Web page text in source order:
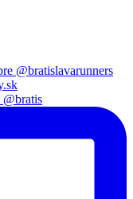
@bratis